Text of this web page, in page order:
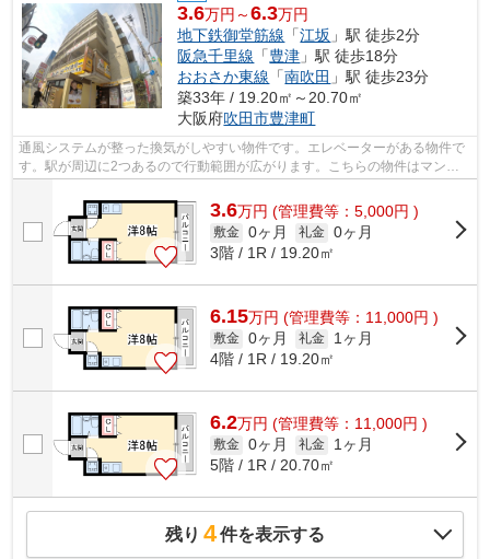
3.6万円～6.3万円
地下鉄御堂筋線 「江坂 」駅 徒歩2分
阪急千里線 「豊津 」駅 徒歩18分
おおさか東線 「南吹田 」駅 徒歩23分
築33年 / 19.20㎡～20.70㎡
大阪府吹田市豊津町
通風システムが整った換気がしやすい物件です。エレベーターがある物件で
す。駅が周辺に2つあるので行動範囲が広がります。こちらの物件はマンシ
ョンです。吹田市エリアにある賃貸情報...
3.6万円 (管理費等：5,000円 )
敷金 0ヶ月 礼金 0ヶ月
3階 / 1R / 19.20㎡
6.15万円 (管理費等：11,000円 )
敷金 0ヶ月 礼金
1ヶ月
4階 / 1R / 19.20㎡
6.2万円 (管理費等：11,000円 )
敷金 0ヶ月 礼金
1ヶ月
5階 / 1R / 20.70㎡
残り 4件を表示する